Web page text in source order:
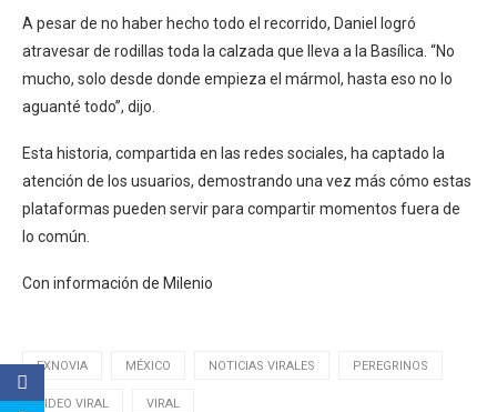
A pesar de no haber hecho todo el recorrido, Daniel logró
atravesar de rodillas toda la calzada que lleva a la Basílica. “No
mucho, solo desde donde empieza el mármol, hasta eso no lo
aguanté todo”, dijo.
Esta historia, compartida en las redes sociales, ha captado la
atención de los usuarios, demostrando una vez más cómo estas
plataformas pueden servir para compartir momentos fuera de
lo común.
Con información de Milenio
EXNOVIA MÉXICO NOTICIAS VIRALES PEREGRINOS
VIDEO VIRAL VIRAL